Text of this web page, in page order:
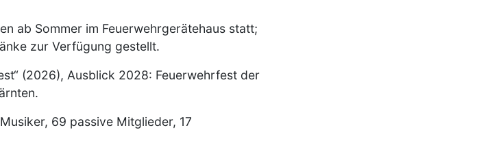
ab Sommer im Feuerwehrgerätehaus statt;
zur Verfügung gestellt.
(2026), Ausblick 2028: Feuerwehrfest der
69 passive Mitglieder, 17